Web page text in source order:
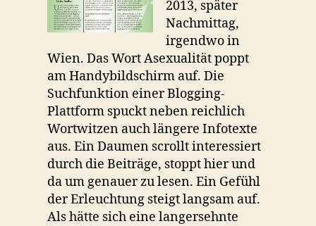
2013, später
Nachmittag,
irgendwo in
Wien. Das Wort Asexualität poppt
am Handybildschirm auf. Die
Suchfunktion einer Blogging-
Plattform spuckt neben reichlich
Wortwitzen auch längere Infotexte
aus. Ein Daumen scrollt interessiert
durch die Beiträge, stoppt hier und
da um genauer zu lesen. Ein Gefühl
der Erleuchtung steigt langsam auf.
Als hätte sich eine langersehnte